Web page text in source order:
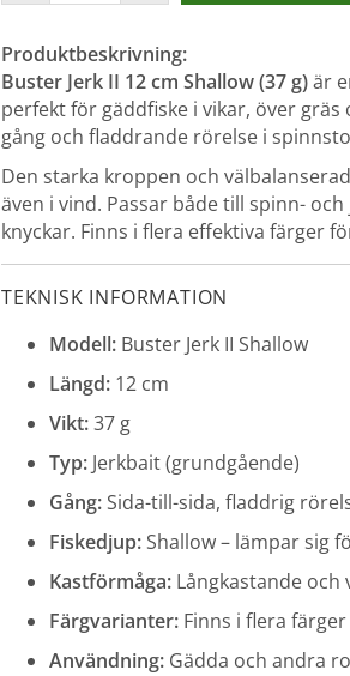
Produktbeskrivning:
Buster Jerk II 12 cm Shallow (37 g)är
perfekt för gäddfiske i vikar, över
gång och fladdrande rörelse i
Den starka kroppen och
även i vind. Passar både till spinn-
knyckar. Finns i flera effektiva färger
TEKNISK INFORMATION
Modell: Buster Jerk II Shallow
Längd: 12 cm
Vikt:37 g
Typ: Jerkbait (grundgående)
Gång:Sida-till-sida, fladdrig
Fiskedjup:Shallow – lämpar sig
Kastförmåga: Långkastande och
Färgvarianter: Finns i flera färger
Användning: Gädda och andra